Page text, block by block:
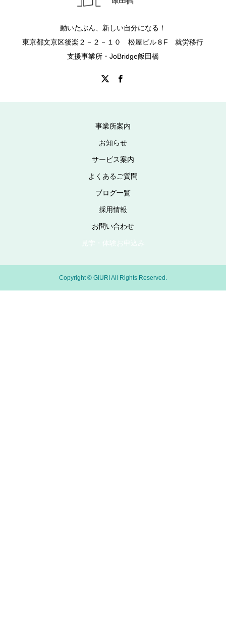
動いたぶん、新しい自分になる！
東京都文京区後楽２－２－１０ 松屋ビル８F 就労移行
支援事業所・JoBridge飯田橋
事業所案内
お知らせ
サービス案内
よくあるご質問
ブログ一覧
採用情報
お問い合わせ
見学・体験お申込み
Copyright © GIURI All Rights Reserved.